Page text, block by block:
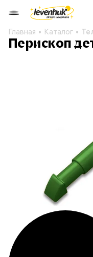
Главная Каталог
Перископ